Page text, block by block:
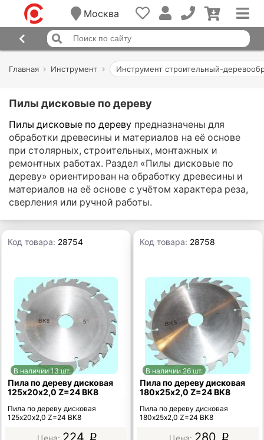
Москва
Главная Инструмент Инструмент строительный-
Пилы дисковые по дереву
Пилы дисковые по дереву предназначены для
обработки древесины и материалов на её основе
при столярных, строительных, монтажных и
ремонтных работах. Раздел «Пилы дисковые по
дереву» ориентирован на обработку древесины и
материалов на её основе с учётом характера реза,
сверления или ручной работы.
Код товара: 28754
В наличии 13 шт.
Пила по дереву дисковая
125х20х2,0 Z=24 ВК8
Пила по дереву дисковая
125х20х2,0 Z=24 ВК8
p
Код товара: 28758
В наличии 26 шт.
Пила по дереву дисковая
180х25х2,0 Z=24 ВК8
Пила по дереву дисковая
180х25х2,0 Z=24 ВК8
p